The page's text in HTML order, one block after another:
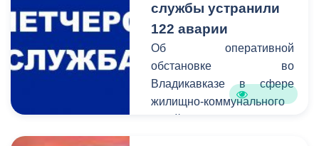
службы устранили
122 аварии
Об оперативной
обстановке во
Владикавказе в сфере
жилищно-коммунального